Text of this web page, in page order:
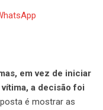
em vez de iniciar
a decisão foi
é mostrar as